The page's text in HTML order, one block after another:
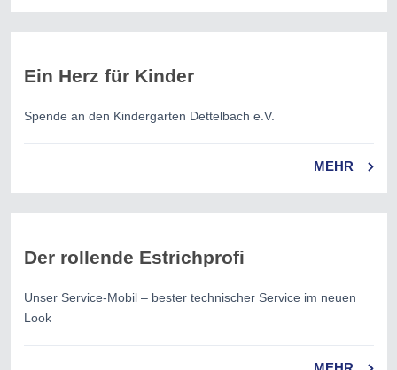
Ein Herz für Kinder
Spende an den Kindergarten Dettelbach e.V.
MEHR
Der rollende Estrichprofi
Unser Service-Mobil – bester technischer Service im neuen
Look